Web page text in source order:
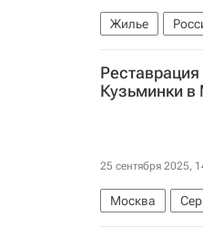
Жилье
Кузьминки
25 сентября 2025,
Москва